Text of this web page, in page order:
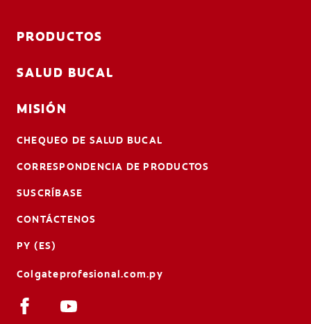
PRODUCTOS
SALUD BUCAL
MISIÓN
CHEQUEO DE SALUD BUCAL
CORRESPONDENCIA DE PRODUCTOS
SUSCRÍBASE
CONTÁCTENOS
PY (ES)
Colgateprofesional.com.py